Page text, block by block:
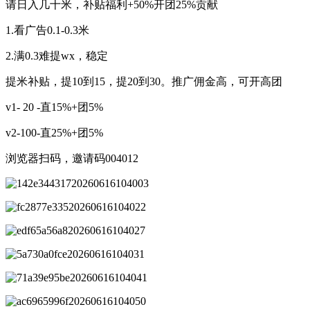
请日入几十米，补贴福利+50%开团25%贡献
1.看广告0.1-0.3米
2.满0.3难提wx，稳定
提米补贴，提10到15，提20到30。推广佣金高，可开高团
v1- 20 -直15%+团5%
v2-100-直25%+团5%
浏览器扫码，邀请码004012